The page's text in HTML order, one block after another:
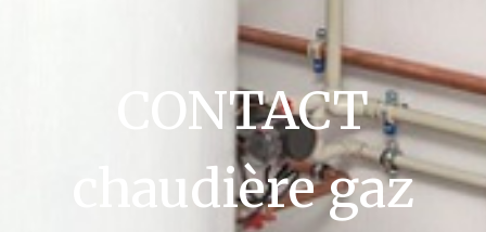
CONTACT
chaudière gaz